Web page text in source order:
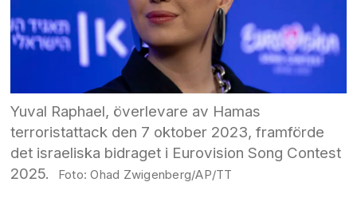
Yuval Raphael, överlevare av Hamas
terroristattack den 7 oktober 2023, framförde
det israeliska bidraget i Eurovision Song Contest
2025.
Ohad Zwigenberg/AP/TT